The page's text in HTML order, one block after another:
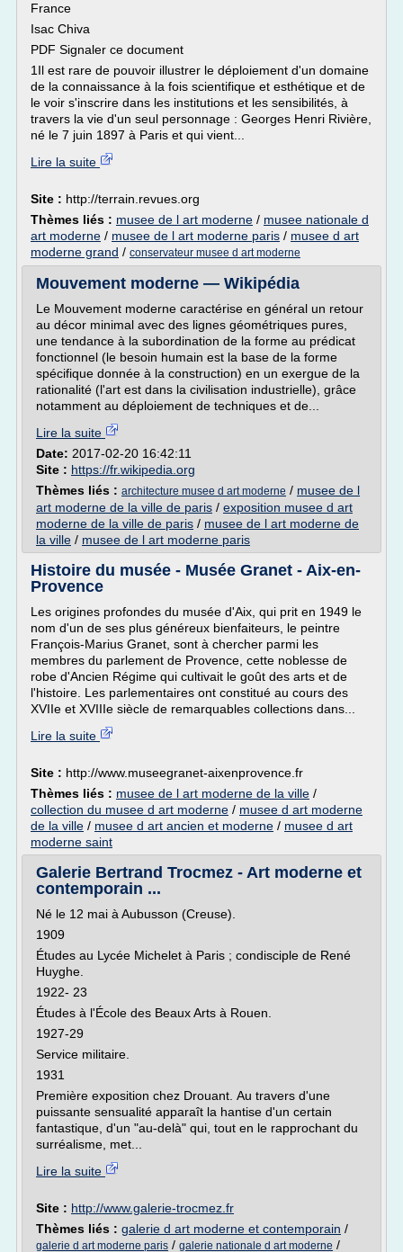
France
Isac Chiva
PDF Signaler ce document
1Il est rare de pouvoir illustrer le déploiement d'un domaine
de la connaissance à la fois scientifique et esthétique et de
le voir s'inscrire dans les institutions et les sensibilités, à
travers la vie d'un seul personnage : Georges Henri Rivière,
né le 7 juin 1897 à Paris et qui vient...
Lire la suite
Site : http://terrain.revues.org
Thèmes liés : musee de l art moderne / musee nationale d
art moderne / musee de l art moderne paris / musee d art
moderne grand / conservateur musee d art moderne
Mouvement moderne — Wikipédia
Le Mouvement moderne caractérise en général un retour
au décor minimal avec des lignes géométriques pures,
une tendance à la subordination de la forme au prédicat
fonctionnel (le besoin humain est la base de la forme
spécifique donnée à la construction) en un exergue de la
rationalité (l'art est dans la civilisation industrielle), grâce
notamment au déploiement de techniques et de...
Lire la suite
Date: 2017-02-20 16:42:11
Site : https://fr.wikipedia.org
Thèmes liés : architecture musee d art moderne / musee de l
art moderne de la ville de paris / exposition musee d art
moderne de la ville de paris / musee de l art moderne de
la ville / musee de l art moderne paris
Histoire du musée - Musée Granet - Aix-en-
Provence
Les origines profondes du musée d'Aix, qui prit en 1949 le
nom d'un de ses plus généreux bienfaiteurs, le peintre
François-Marius Granet, sont à chercher parmi les
membres du parlement de Provence, cette noblesse de
robe d'Ancien Régime qui cultivait le goût des arts et de
l'histoire. Les parlementaires ont constitué au cours des
XVIIe et XVIIIe siècle de remarquables collections dans...
Lire la suite
Site : http://www.museegranet-aixenprovence.fr
Thèmes liés : musee de l art moderne de la ville /
collection du musee d art moderne / musee d art moderne
de la ville / musee d art ancien et moderne / musee d art
moderne saint
Galerie Bertrand Trocmez - Art moderne et
contemporain ...
Né le 12 mai à Aubusson (Creuse).
1909
Études au Lycée Michelet à Paris ; condisciple de René
Huyghe.
1922- 23
Études à l'École des Beaux Arts à Rouen.
1927-29
Service militaire.
1931
Première exposition chez Drouant. Au travers d'une
puissante sensualité apparaît la hantise d'un certain
fantastique, d'un "au-delà" qui, tout en le rapprochant du
surréalisme, met...
Lire la suite
Site : http://www.galerie-trocmez.fr
Thèmes liés : galerie d art moderne et contemporain /
galerie d art moderne paris / galerie nationale d art moderne /